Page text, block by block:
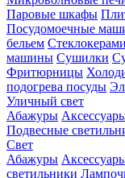
Паровые шкафы
Посудомоечные
бельем
машины Сушилки
Фритюрницы
подогрева посуды
Уличный свет
Абажуры
Подвесные
Свет
Абажуры
светильники